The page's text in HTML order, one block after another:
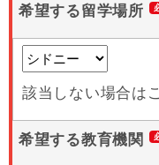
希望する留学場所
該当しない場合は
希望する教育機関